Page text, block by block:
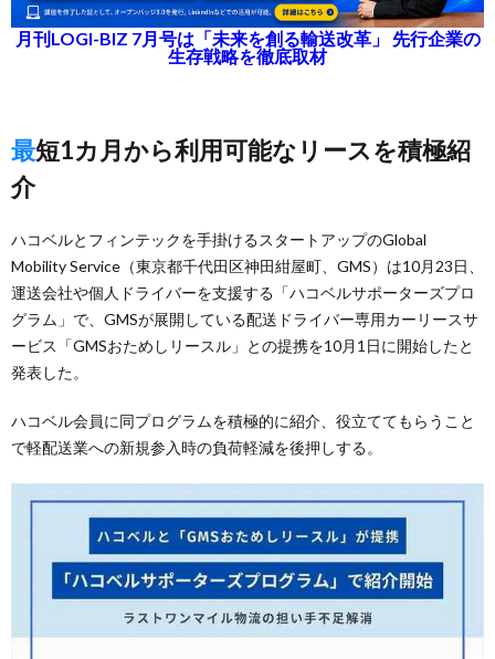
月刊LOGI-BIZ 7月号は「未来を創る輸送改革」 先行企業の
生存戦略を徹底取材
最短1カ月から利用可能なリースを積極紹
介
ハコベルとフィンテックを手掛けるスタートアップのGlobal
Mobility Service（東京都千代田区神田紺屋町、GMS）は10月23日、
運送会社や個人ドライバーを支援する「ハコベルサポーターズプロ
グラム」で、GMSが展開している配送ドライバー専用カーリースサ
ービス「GMSおためしリースル」との提携を10月1日に開始したと
発表した。
ハコベル会員に同プログラムを積極的に紹介、役立ててもらうこと
で軽配送業への新規参入時の負荷軽減を後押しする。